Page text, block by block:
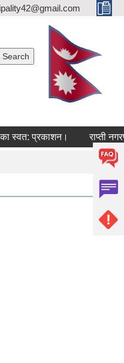
प्रकाशन। राप्ती